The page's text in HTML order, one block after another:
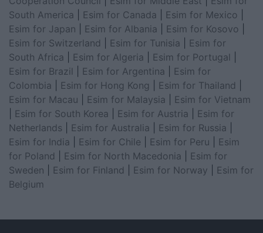
South America
Esim for Canada Esim for Mexico
Esim for Japan
Esim for Albania Esim for Kosovo
Esim for Switzerland
Esim for Tunisia
Esim for
South Africa
Esim for Algeria Esim for Portugal
Esim for Brazil
Esim for Argentina
Esim for
Colombia
Esim for Hong Kong Esim for Thailand
Esim for Macau
Esim for Malaysia
Esim for Vietnam
Esim for South Korea Esim for Austria
Esim for
Netherlands
Esim for Australia Esim for Russia
Esim for India
Esim for Chile Esim for Peru
Esim
for Poland
Esim for North Macedonia
Esim for
Sweden
Esim for Finland Esim for Norway
Esim for
Belgium